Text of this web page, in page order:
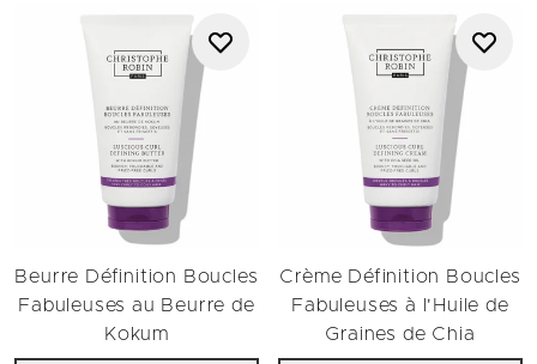
Beurre Définition Boucles
Fabuleuses au Beurre de
Kokum
Crème Définition Boucles
Fabuleuses à l'Huile de
Graines de Chia